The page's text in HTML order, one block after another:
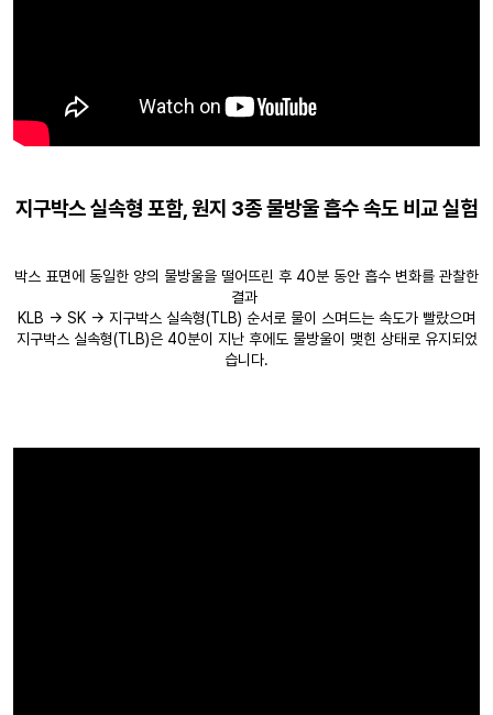
지구박스 실속형 포함, 원지 3종 물방울 흡수 속도 비교 실험
박스 표면에 동일한 양의 물방울을 떨어뜨린 후 40분 동안 흡수 변화를 관찰한
결과
KLB → SK → 지구박스 실속형(TLB) 순서로 물이 스며드는 속도가 빨랐으며
지구박스 실속형(TLB)은 40분이 지난 후에도 물방울이 맺힌 상태로 유지되었
습니다.